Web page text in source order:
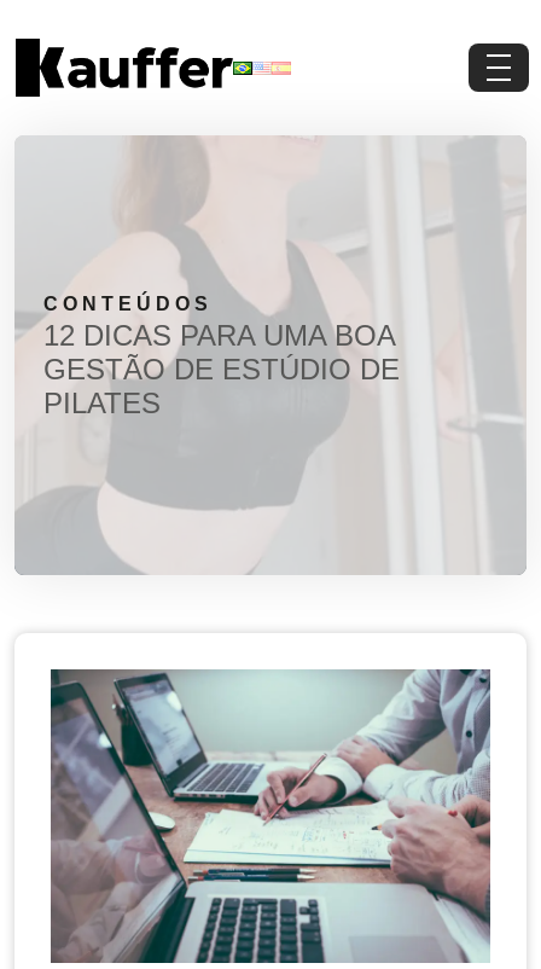
Materiais Gratuitos
Solicite um Orçamento
CONTEÚDOS
12 DICAS PARA UMA BOA
GESTÃO DE ESTÚDIO DE
PILATES